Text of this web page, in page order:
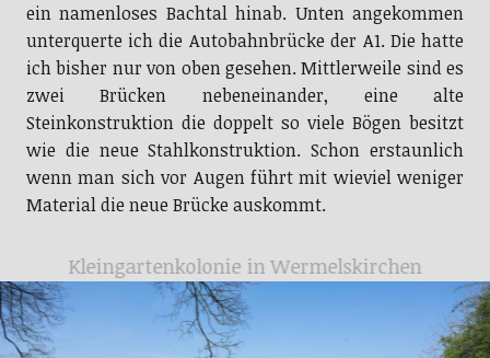
ein namenloses Bachtal hinab. Unten angekommen
unterquerte ich die Autobahnbrücke der A1. Die hatte
ich bisher nur von oben gesehen. Mittlerweile sind es
zwei Brücken nebeneinander, eine alte
Steinkonstruktion die doppelt so viele Bögen besitzt
wie die neue Stahlkonstruktion. Schon erstaunlich
wenn man sich vor Augen führt mit wieviel weniger
Material die neue Brücke auskommt.
Kleingartenkolonie in Wermelskirchen